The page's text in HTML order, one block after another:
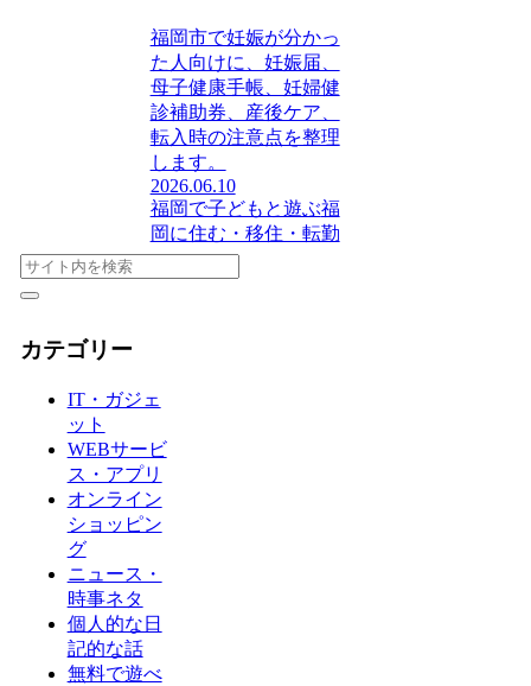
福岡市で妊娠が分かっ
た人向けに、妊娠届、
母子健康手帳、妊婦健
診補助券、産後ケア、
転入時の注意点を整理
します。
2026.06.10
福岡で子どもと遊ぶ福
岡に住む・移住・転勤
カテゴリー
IT・ガジェ
ット
WEBサービ
ス・アプリ
オンライン
ショッピン
グ
ニュース・
時事ネタ
個人的な日
記的な話
無料で遊べ